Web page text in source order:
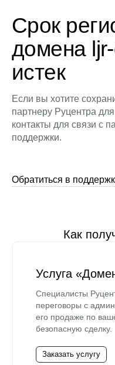
Срок
домена
истек
Если вы хотите
партнеру Руцентра
контакты для связи с
поддержки.
Обратиться в
Как
Услуга
Специалисты
переговоры с
его продаже по
безопасную сделку.
Заказать услугу